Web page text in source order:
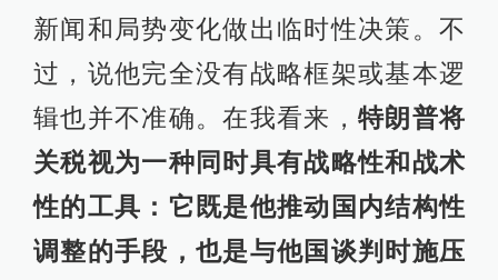
新闻和局势变化做出临时性决策。不
过，说他完全没有战略框架或基本逻
辑也并不准确。在我看来，特朗普将
关税视为一种同时具有战略性和战术
性的工具：它既是他推动国内结构性
调整的手段，也是与他国谈判时施压